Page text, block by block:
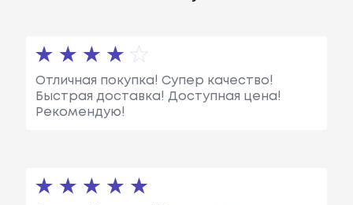
Отличная покупка! Супер качество!
Быстрая доставка! Доступная цена!
Рекомендую!